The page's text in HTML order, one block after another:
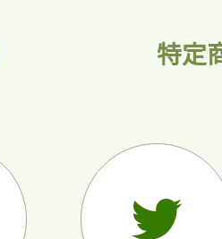
特定